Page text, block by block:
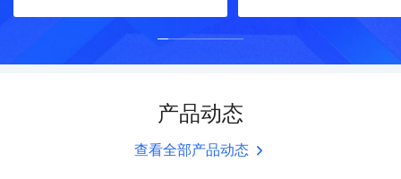
产品动态
查看全部产品动态